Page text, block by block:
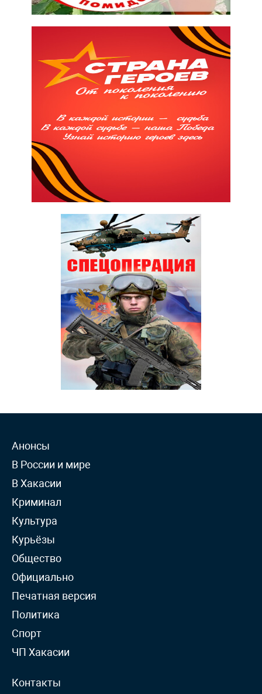
Анонсы
В России и мире
В Хакасии
Криминал
Культура
Курьёзы
Общество
Официально
Печатная версия
Политика
Спорт
ЧП Хакасии
Контакты